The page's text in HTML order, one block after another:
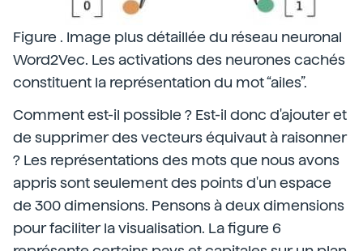
Figure . Image plus détaillée du réseau neuronal
Word2Vec. Les activations des neurones cachés
constituent la représentation du mot “ailes”.
Comment est-il possible ? Est-il donc d'ajouter et
de supprimer des vecteurs équivaut à raisonner
? Les représentations des mots que nous avons
appris sont seulement des points d'un espace
de 300 dimensions. Pensons à deux dimensions
pour faciliter la visualisation. La figure 6